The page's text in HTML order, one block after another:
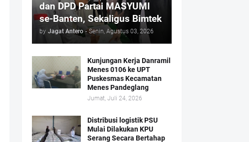
dan DPD Partai MASYUMI
se-Banten, Sekaligus Bimtek
by Jagat Antero - Senin, Agustus 03, 2026
Kunjungan Kerja Danramil
Menes 0106 ke UPT
Puskesmas Kecamatan
Menes Pandeglang
Jumat, Juli 24, 2026
Distribusi logistik PSU
Mulai Dilakukan KPU
Serang Secara Bertahap